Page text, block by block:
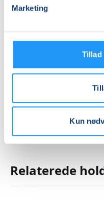
Marketing
Tillad
Kun
(yogalokale)
Praktiske oplysninger
Mødegange
Relaterede